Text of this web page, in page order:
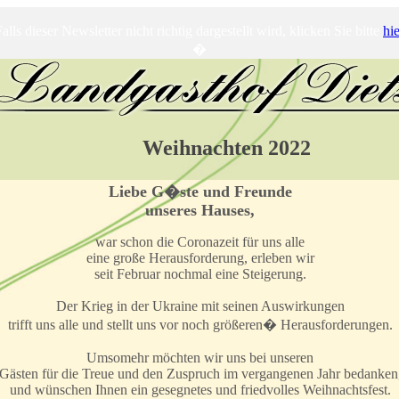
Weihnachten 2022
Liebe G�ste und Freunde
unseres Hauses,
war schon die Coronazeit für uns alle
eine große Herausforderung, erleben wir
seit Februar nochmal eine Steigerung.
Der Krieg in der Ukraine mit seinen Auswirkungen
trifft uns alle und stellt uns vor noch größeren� Herausforderungen.
Umsomehr möchten wir uns bei unseren
für die Treue und den Zuspruch im vergangenen Jahr
und wünschen Ihnen ein gesegnetes und friedvolles Weihnachtsfest.